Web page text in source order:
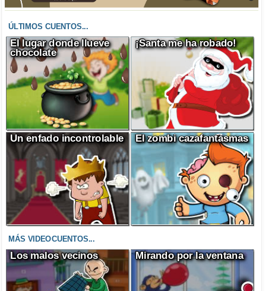
ÚLTIMOS CUENTOS...
El lugar donde llueve
chocolate
¡Santa me ha robado!
Un enfado incontrolable El zombi cazafantasmas
MÁS VIDEOCUENTOS...
Los malos vecinos Mirando por la ventana